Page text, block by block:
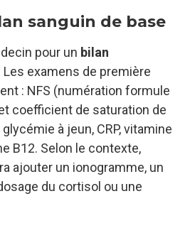
sanguin de base
pour un bilan
Les examens de première
: NFS (numération formule
coefficient de saturation de
à jeun, CRP, vitamine
B12. Selon le contexte,
ajouter un ionogramme, un
du cortisol ou une